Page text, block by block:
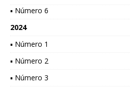
▪ Número 6
2024
▪ Número 1
▪ Número 2
▪ Número 3